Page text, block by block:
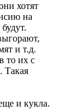
хотят
на
и т.д.
то их с
Такая
и кукла.